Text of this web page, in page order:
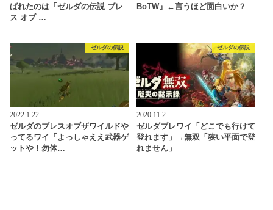
ばれたのは「ゼルダの伝説 ブレ
ス オブ …
BoTW』←言うほど面白いか？
ゼルダの伝説
2022.1.22
ゼルダのブレスオブザワイルドや
ってるワイ「よっしゃええ武器ゲ
ットや！勿体…
ゼルダの伝説
2020.11.2
ゼルダブレワイ「どこでも行けて
登れます」→無双「狭い平面で登
れません」